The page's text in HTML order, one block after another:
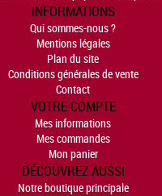
INFORMATIONS
Qui sommes-nous ?
Mentions légales
Plan du site
Conditions générales de vente
Contact
VOTRE COMPTE
Mes informations
Mes commandes
Mon panier
DÉCOUVREZ AUSSI
Notre boutique principale